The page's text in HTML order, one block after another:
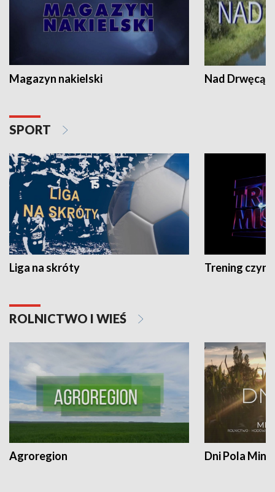
Magazyn nakielski Nad Drwęcą
SPORT
Liga na skróty Trening czyni
ROLNICTWO I WIEŚ
Agroregion Dni Pola